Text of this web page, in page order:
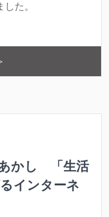
た。
かし 「生活
インターネ